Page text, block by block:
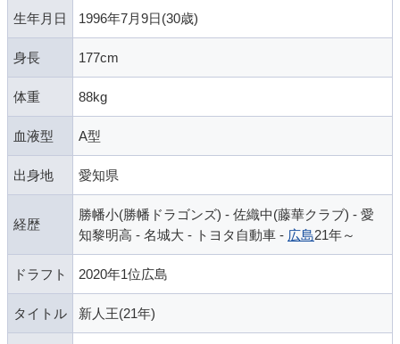
生年月日 1996年7月9日(30歳)
身長 177cm
体重 88kg
血液型 A型
出身地 愛知県
経歴
勝幡小(勝幡ドラゴンズ) - 佐織中(藤華クラブ) - 愛
知黎明高 - 名城大 - トヨタ自動車 - 広島21年～
ドラフト 2020年1位広島
タイトル 新人王(21年)